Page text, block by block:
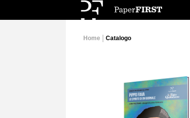
Home Catalogo